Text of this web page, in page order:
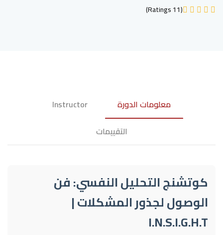
(11 Ratings)
معلومات الدورة
Instructor
التقييمات
كوتشنج التحليل النفسي: فن
الوصول لجذور المشكلات |
I.N.S.I.G.H.T